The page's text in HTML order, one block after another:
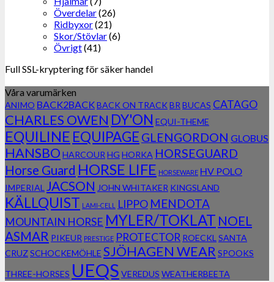
Överdelar(26)
Ridbyxor(21)
Skor/Stövlar(6)
Övrigt(41)
Full SSL-kryptering för säker handel
Våra varumärken
ANIMO BACK2BACKBACK ON TRACK BR BUCAS CATAGO
CHARLES OWEN DY'ON EQUI-THEME
EQUILINE EQUIPAGE GLENGORDON GLOBUS
HANSBO HARCOUR HG HORKA HORSEGUARD
Horse Guard HORSE LIFE HORSEWARE HV POLO
IMPERIAL JACSON JOHN WHITAKER KINGSLAND
KÄLLQUIST LAMI-CELL LIPPO MENDOTA
MOUNTAIN HORSE MYLER/TOKLAT NOEL
ASMAR PIKEUR PRESTIGE PROTECTOR ROECKL SANTA
CRUZSCHOCKEMÖHLE SJÖHAGEN WEAR SPOOKS
THREE-HORSES UEQS VEREDUS WEATHERBEETA